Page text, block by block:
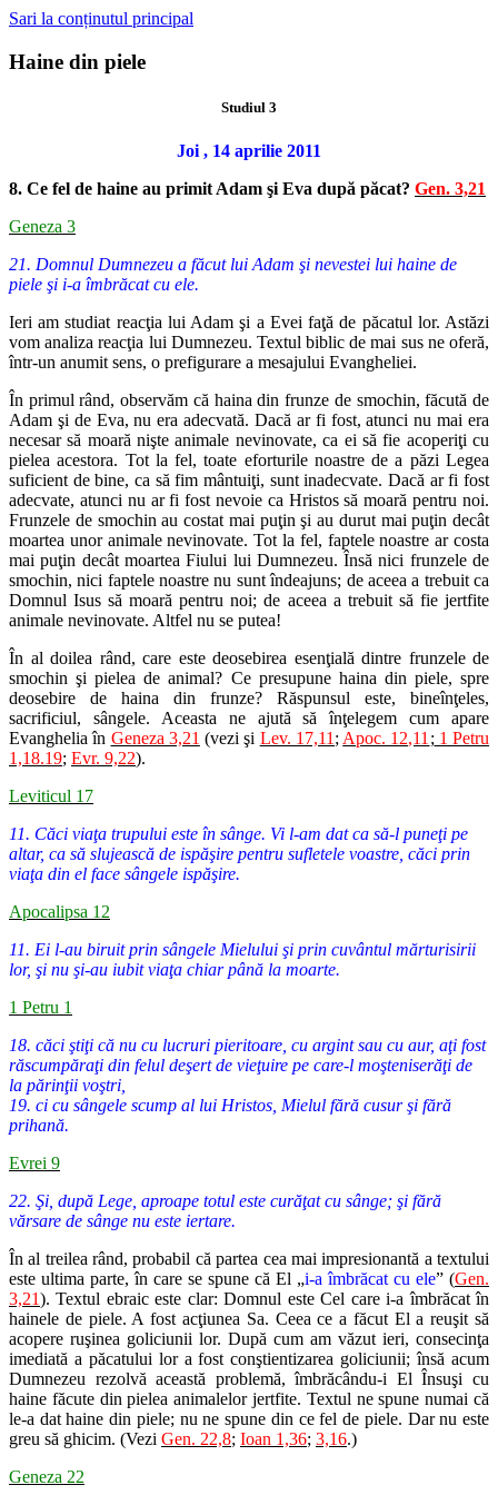
Sari la conținutul principal
Haine din piele
Studiul 3
Joi , 14 aprilie 2011
8. Ce fel de haine au primit Adam şi Eva după păcat? Gen. 3,21
Geneza 3
21. Domnul Dumnezeu a făcut lui Adam şi nevestei lui haine de
piele şi i-a îmbrăcat cu ele.
Ieri am studiat reacţia lui Adam şi a Evei faţă de păcatul lor. Astăzi
vom analiza reacţia lui Dumnezeu. Textul biblic de mai sus ne oferă,
într-un anumit sens, o prefigurare a mesajului Evangheliei.
În primul rând, observăm că haina din frunze de smochin, făcută de
Adam şi de Eva, nu era adecvată. Dacă ar fi fost, atunci nu mai era
necesar să moară nişte animale nevinovate, ca ei să fie acoperiţi cu
pielea acestora. Tot la fel, toate eforturile noastre de a păzi Legea
suficient de bine, ca să fim mântuiţi, sunt inadecvate. Dacă ar fi fost
adecvate, atunci nu ar fi fost nevoie ca Hristos să moară pentru noi.
Frunzele de smochin au costat mai puţin şi au durut mai puţin decât
moartea unor animale nevinovate. Tot la fel, faptele noastre ar costa
mai puţin decât moartea Fiului lui Dumnezeu. Însă nici frunzele de
smochin, nici faptele noastre nu sunt îndeajuns; de aceea a trebuit ca
Domnul Isus să moară pentru noi; de aceea a trebuit să fie jertfite
animale nevinovate. Altfel nu se putea!
În al doilea rând, care este deosebirea esenţială dintre frunzele de
smochin şi pielea de animal? Ce presupune haina din piele, spre
deosebire de haina din frunze? Răspunsul este, bineînţeles,
sacrificiul, sângele. Aceasta ne ajută să înţelegem cum apare
Evanghelia în Geneza 3,21 (vezi şi Lev. 17,11 ; Apoc. 12,11 ; 1 Petru
1,18.19; Evr. 9,22).
Leviticul 17
11. Căci viaţa trupului este în sânge. Vi l-am dat ca să-l puneţi pe
altar, ca să slujească de ispăşire pentru sufletele voastre, căci prin
viaţa din el face sângele ispăşire.
Apocalipsa 12
11. Ei l-au biruit prin sângele Mielului şi prin cuvântul mărturisirii
lor, şi nu şi-au iubit viaţa chiar până la moarte.
1 Petru 1
18. căci ştiţi că nu cu lucruri pieritoare, cu argint sau cu aur, aţi fost
răscumpăraţi din felul deşert de vieţuire pe care-l moşteniserăţi de
la părinţii voştri,
19. ci cu sângele scump al lui Hristos, Mielul fără cusur şi fără
prihană.
Evrei 9
22. Şi, după Lege, aproape totul este curăţat cu sânge; şi fără
vărsare de sânge nu este iertare.
În al treilea rând, probabil că partea cea mai impresionantă a textului
este ultima parte, în care se spune că El „i-a îmbrăcat cu ele” (Gen.
3,21). Textul ebraic este clar: Domnul este Cel care i-a îmbrăcat în
hainele de piele. A fost acţiunea Sa. Ceea ce a făcut El a reuşit să
acopere ruşinea goliciunii lor. După cum am văzut ieri, consecinţa
imediată a păcatului lor a fost conştientizarea goliciunii; însă acum
Dumnezeu rezolvă această problemă, îmbrăcându-i El Însuşi cu
haine făcute din pielea animalelor jertfite. Textul ne spune numai că
le-a dat haine din piele; nu ne spune din ce fel de piele. Dar nu este
greu să ghicim. (Vezi Gen. 22,8; Ioan 1,36; 3,16.)
Geneza 22